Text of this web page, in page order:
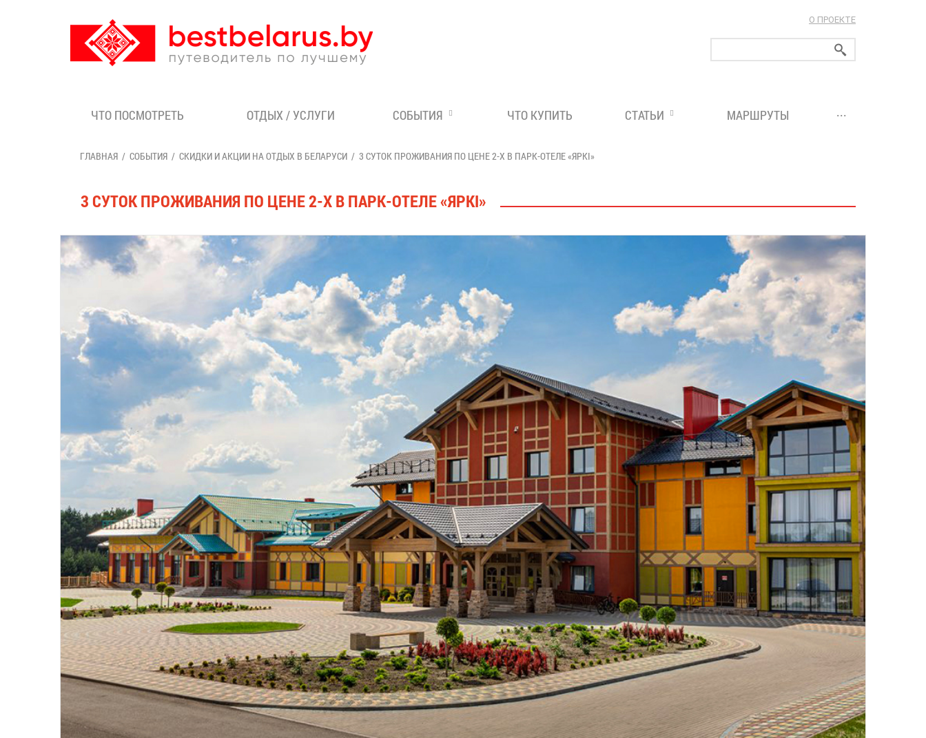
О ПРОЕКТЕ
ЧТО ПОСМОТРЕТЬ ОТДЫХ / УСЛУГИ СОБЫТИЯ ЧТО КУПИТЬ СТАТЬИ МАРШРУТЫ ...
ГЛАВНАЯ СОБЫТИЯ СКИДКИ И АКЦИИ НА ОТДЫХ В БЕЛАРУСИ 3 СУТОК ПРОЖИВАНИЯ ПО ЦЕНЕ 2-Х В ПАРК-ОТЕЛЕ «ЯРКI»
3 СУТОК ПРОЖИВАНИЯ ПО ЦЕНЕ 2-Х В ПАРК-ОТЕЛЕ «ЯРКI»